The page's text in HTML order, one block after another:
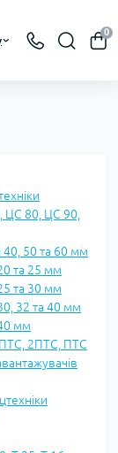
0
ЦС 80, ЦС 90,
40, 50 та 60 мм
та 25 мм
та 30 мм
32 та 40 мм
мм
2ПТС, ПТС